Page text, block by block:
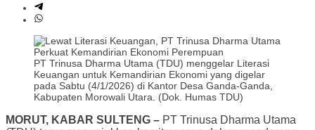
PT Trinusa Dharma Utama (TDU) menggelar Literasi
Keuangan untuk Kemandirian Ekonomi yang digelar
pada Sabtu (4/1/2026) di Kantor Desa Ganda-Ganda,
Kabupaten Morowali Utara. (Dok. Humas TDU)
MORUT, KABAR SULTENG – PT Trinusa Dharma Utama